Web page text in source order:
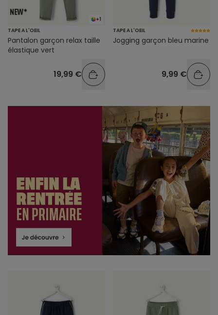
+1
TAPE A L'OEIL
Pantalon garçon relax taille
élastique vert
19,99 €
TAPE A L'OEIL
Jogging garçon bleu marine
9,99 €